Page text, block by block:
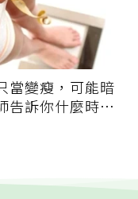
當變瘦，可能暗
告訴你什麼時候